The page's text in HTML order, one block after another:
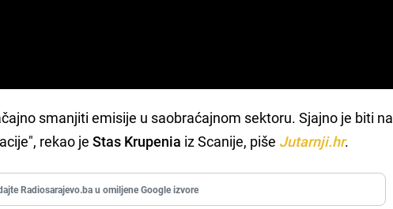
smanjiti emisije u saobraćajnom sektoru. Sjajno je biti na
rekao jeStas Krupenia iz Scanije, piše Jutarnji.hr.
Radiosarajevo.ba u omiljene Google izvore